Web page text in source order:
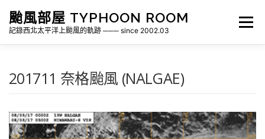
颱風部屋 TYPHOON ROOM
記錄西北太平洋上颱風的軌跡 ─── since 2002.03
選單
各地瞬間風速紀錄 侵台颱風新聞剪報 氣象相關資源
201711 奈格颱風 (NALGAE)